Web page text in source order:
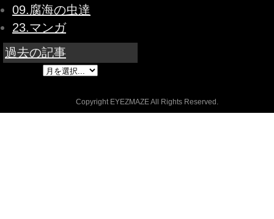
09.腐海の虫達
23.マンガ
過去の記事
Copyright EYEZMAZE All Rights Reserved.